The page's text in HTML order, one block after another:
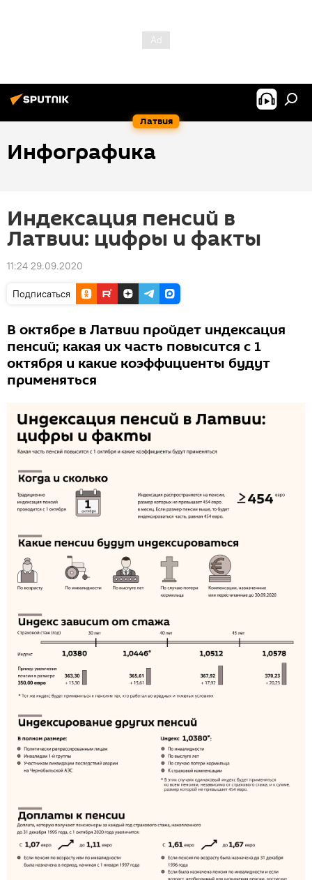
Латвия
Инфографика
Индексация пенсий в
Латвии: цифры и факты
11:24 29.09.2020
Подписаться
В октябре в Латвии пройдет индексация
пенсий; какая их часть повысится с 1
октября и какие коэффициенты будут
применяться